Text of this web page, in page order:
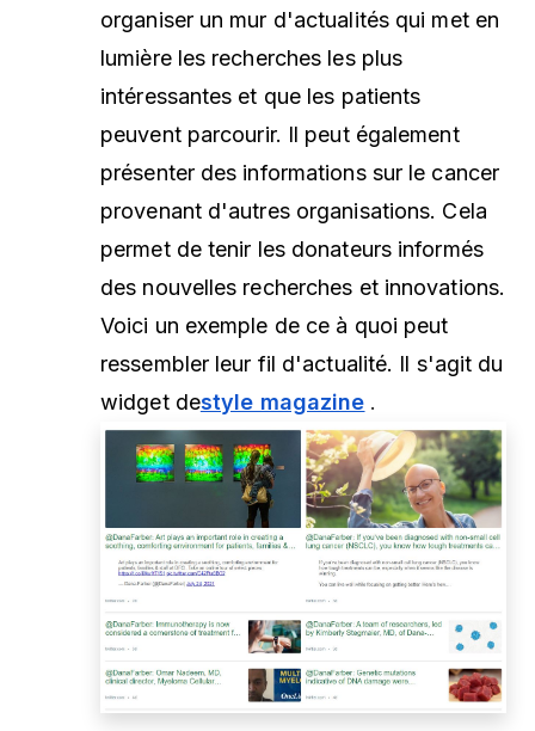
organiser un mur d'actualités qui met en
lumière les recherches les plus
intéressantes et que les patients
peuvent parcourir. Il peut également
présenter des informations sur le cancer
provenant d'autres organisations. Cela
permet de tenir les donateurs informés
des nouvelles recherches et innovations.
Voici un exemple de ce à quoi peut
ressembler leur fil d'actualité. Il s'agit du
widget destyle magazine .